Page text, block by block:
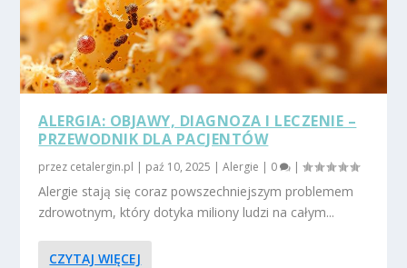
ALERGIA: OBJAWY, DIAGNOZA I LECZENIE –
PRZEWODNIK DLA PACJENTÓW
przez cetalergin.pl | paź 10, 2025 |Alergie | 0 |
Alergie stają się coraz powszechniejszym problemem
zdrowotnym, który dotyka miliony ludzi na całym...
CZYTAJ WIĘCEJ